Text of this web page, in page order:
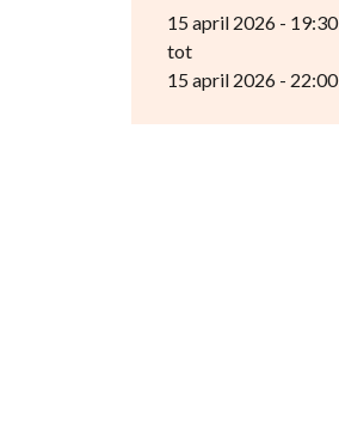
15 april 2026 - 19:30
tot
15 april 2026 - 22:00